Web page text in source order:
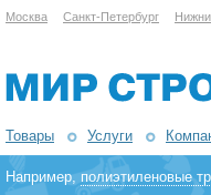
Москва Санкт-Петербург
Товары Услуги
Например,полиэтиленовые